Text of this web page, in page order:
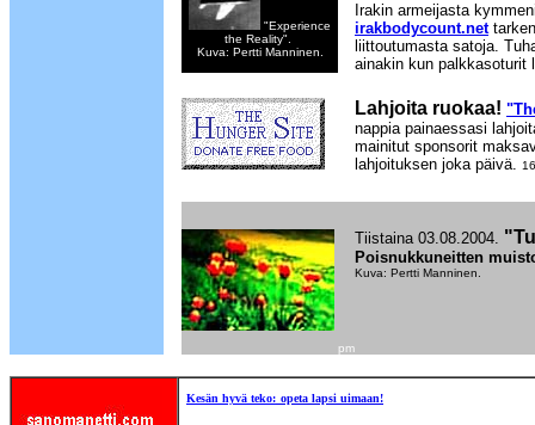
"Experience
the Reality".
Kuva: Pertti Manninen.
Irakin armeijasta
irakbodycount.net
liittoutumasta satoja.
ainakin kun
Lahjoita ruokaa!
nappia painaessasi
mainitut sponsorit
lahjoituksen joka päivä.
Tiistaina 03.08.2004.
Poisnukkuneitten
Kuva: Pertti Manninen.
pm
Kesän hyvä teko: opeta lapsi uimaan!